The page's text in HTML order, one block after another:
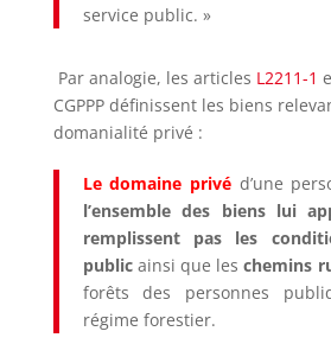
service public. »
Par analogie, les articles L2211-1
CGPPP définissent les biens
domanialité privé :
Le domaine privéd’une
l’ensemble des biens lui
remplissent pas les
public ainsi que les chemins
forêts des personnes
régime forestier.